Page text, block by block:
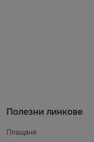
Полезни линкове
Плащане